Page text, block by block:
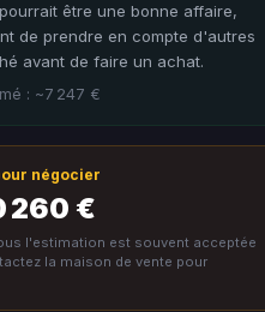
être une bonne affaire,
de prendre en compte d'autres
avant de faire un achat.
: ~7 247 €
négocier
260 €
l'estimation est souvent acceptée
la maison de vente pour